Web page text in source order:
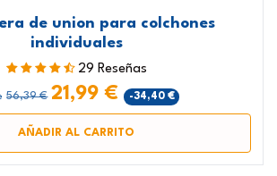
de union para colchones
individuales
29 Reseñas
56,39 € 21,99 € -34,40 €
AÑADIR AL CARRITO